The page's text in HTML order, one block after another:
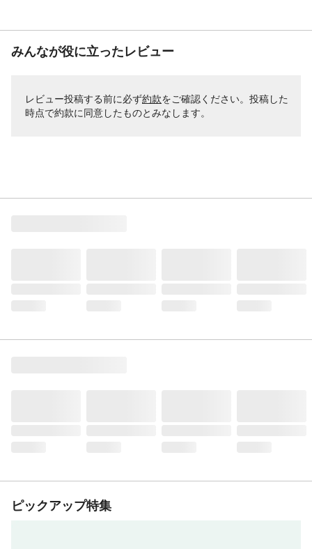
みんなが役に立ったレビュー
レビュー投稿する前に必ず約款をご確認ください。投稿した
時点で約款に同意したものとみなします。
ピックアップ特集